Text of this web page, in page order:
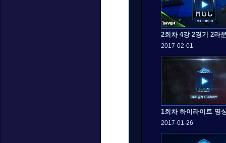
2회차 4강 2경기 2라
2017-02-01
1회차 하이라이트 영
2017-01-26